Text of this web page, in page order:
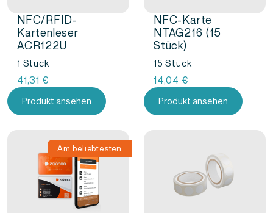
NFC/RFID-
Kartenleser
ACR122U
1 Stück
41,31 €
Produkt ansehen
NFC-Karte
NTAG216 (15
Stück)
15 Stück
14,04 €
Produkt ansehen
Am beliebtesten